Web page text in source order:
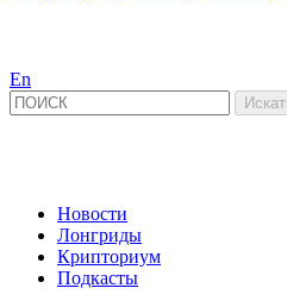
En
Новости
Лонгриды
Крипториум
Подкасты